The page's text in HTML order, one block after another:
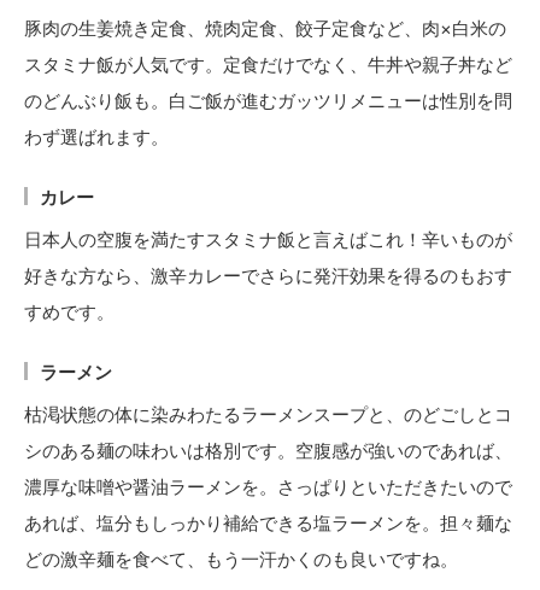
豚肉の生姜焼き定食、焼肉定食、餃子定食など、肉×白米の
スタミナ飯が人気です。定食だけでなく、牛丼や親子丼など
のどんぶり飯も。白ご飯が進むガッツリメニューは性別を問
わず選ばれます。
カレー
日本人の空腹を満たすスタミナ飯と言えばこれ！辛いものが
好きな方なら、激辛カレーでさらに発汗効果を得るのもおす
すめです。
ラーメン
枯渇状態の体に染みわたるラーメンスープと、のどごしとコ
シのある麺の味わいは格別です。空腹感が強いのであれば、
濃厚な味噌や醤油ラーメンを。さっぱりといただきたいので
あれば、塩分もしっかり補給できる塩ラーメンを。担々麺な
どの激辛麺を食べて、もう一汗かくのも良いですね。